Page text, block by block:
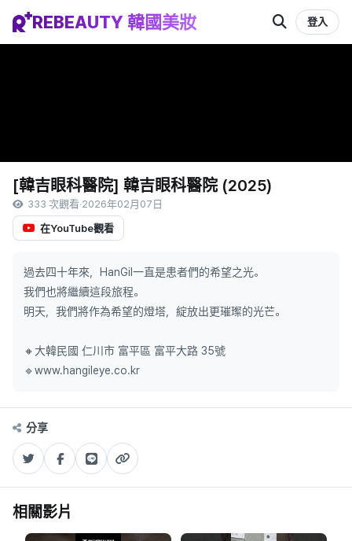
REBEAUTY 韓國美妝 登入
[韓吉眼科醫院] 韓吉眼科醫院 (2025)
333 次觀看·2026年02月07日
在YouTube觀看
過去四十年來，HanGil一直是患者們的希望之光。
我們也將繼續這段旅程。
明天，我們將作為希望的燈塔，綻放出更璀璨的光芒。
🔸大韓民國 仁川市 富平區 富平大路 35號
🔹www.hangileye.co.kr
分享
相關影片